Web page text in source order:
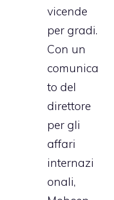
vicende
per gradi.
Con un
comunica
to del
direttore
per gli
affari
internazi
onali,